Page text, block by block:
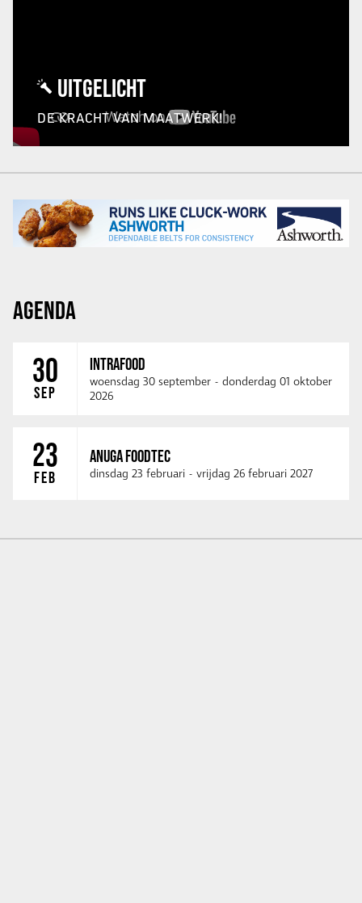
UITGELICHT
DE KRACHT VAN MAATWERK!
AGENDA
30
SEP
INTRAFOOD
woensdag 30 september - donderdag 01 oktober
2026
23
FEB
ANUGA FOODTEC
dinsdag 23 februari - vrijdag 26 februari 2027